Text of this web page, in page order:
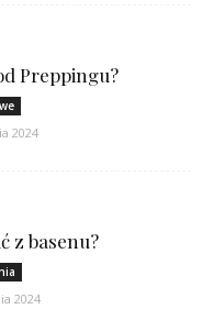
Preppingu?
2024
z basenu?
2024